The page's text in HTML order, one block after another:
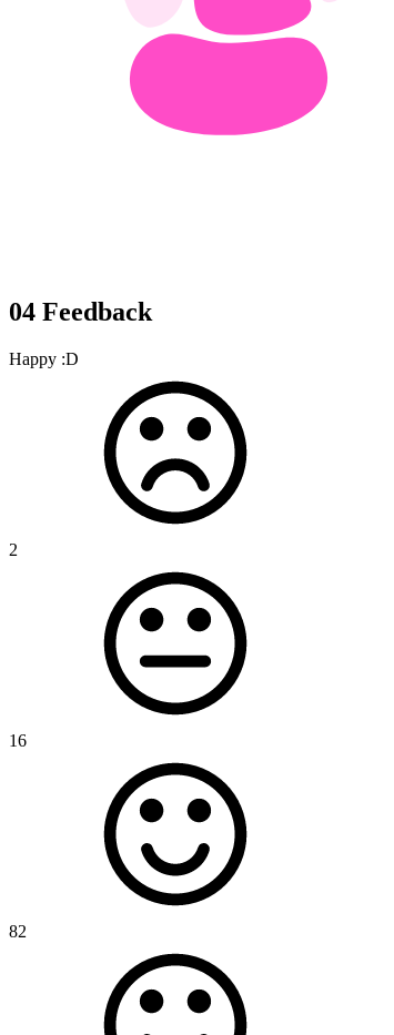
04 Feedback
Happy :D
2
16
82